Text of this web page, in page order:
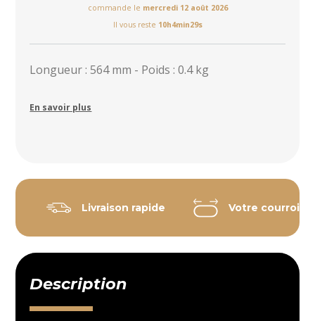
commande le mercredi 12 août 2026
Il vous reste 10h4min28s
Longueur : 564 mm - Poids : 0.4 kg
En savoir plus
Livraison rapide Votre courroie
Description